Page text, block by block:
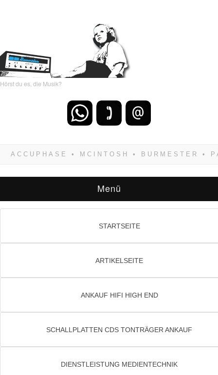
Hörst du es, die Musik?
zwangsläufig siegen! Und noch was: Hifi
Menü
STARTSEITE
ARTIKELSEITE
ANKAUF HIFI HIGH END
SCHALLPLATTEN CDS TONTRÄGER ANKAUF
DIENSTLEISTUNG MEDIENTECHNIK